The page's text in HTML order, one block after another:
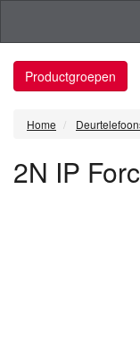
Productgroepen
Home
2N IP